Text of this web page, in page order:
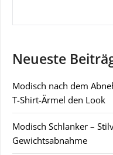
Neueste
Modisch nach dem
T-Shirt-Ärmel den Look
Modisch Schlanker –
Gewichtsabnahme